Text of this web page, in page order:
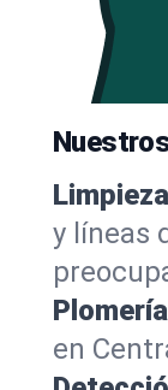
y líneas
en